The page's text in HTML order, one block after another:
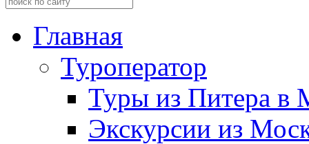
Главная
Туроператор
Туры из Питера в
Экскурсии из